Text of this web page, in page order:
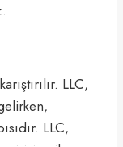
LLC,
LLC,